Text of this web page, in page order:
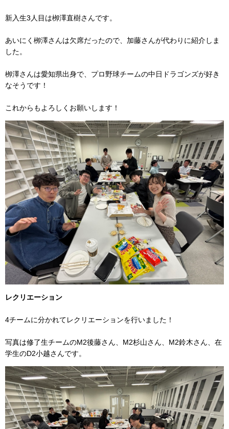
新入生3人目は栁澤直樹さんです。
あいにく栁澤さんは欠席だったので、加藤さんが代わりに紹介しま
した。
栁澤さんは愛知県出身で、プロ野球チームの中日ドラゴンズが好き
なそうです！
これからもよろしくお願いします！
レクリエーション
4チームに分かれてレクリエーションを行いました！
写真は修了生チームのM2後藤さん、M2杉山さん、M2鈴木さん、在
学生のD2小越さんです。